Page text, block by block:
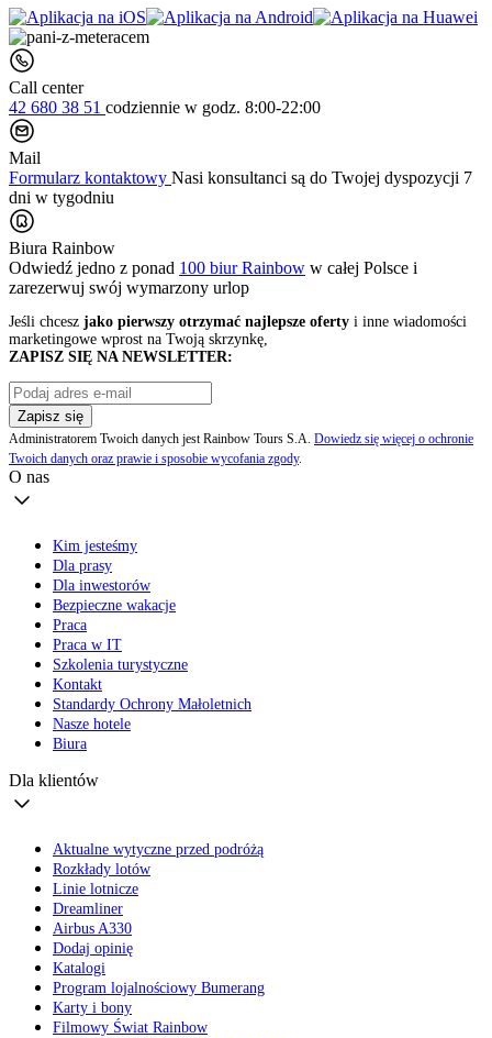
Call center
42 680 38 51 codziennie w godz. 8:00-22:00
Mail
Formularz kontaktowy Nasi konsultanci są do Twojej dyspozycji 7
dni w tygodniu
Biura Rainbow
Odwiedź jedno z ponad 100 biur Rainbow w całej Polsce i
zarezerwuj swój wymarzony urlop
Jeśli chcesz jako pierwszy otrzymać najlepsze oferty i inne wiadomości
marketingowe wprost na Twoją skrzynkę,
ZAPISZ SIĘ NA NEWSLETTER:
Zapisz się
Administratorem Twoich danych jest Rainbow Tours S.A. Dowiedz się więcej o ochronie
Twoich danych oraz prawie i sposobie wycofania zgody.
O nas
Kim jesteśmy
Dla prasy
Dla inwestorów
Bezpieczne wakacje
Praca
Praca w IT
Szkolenia turystyczne
Kontakt
Standardy Ochrony Małoletnich
Nasze hotele
Biura
Dla klientów
Aktualne wytyczne przed podróżą
Rozkłady lotów
Linie lotnicze
Dreamliner
Airbus A330
Dodaj opinię
Katalogi
Program lojalnościowy Bumerang
Karty i bony
Filmowy Świat Rainbow